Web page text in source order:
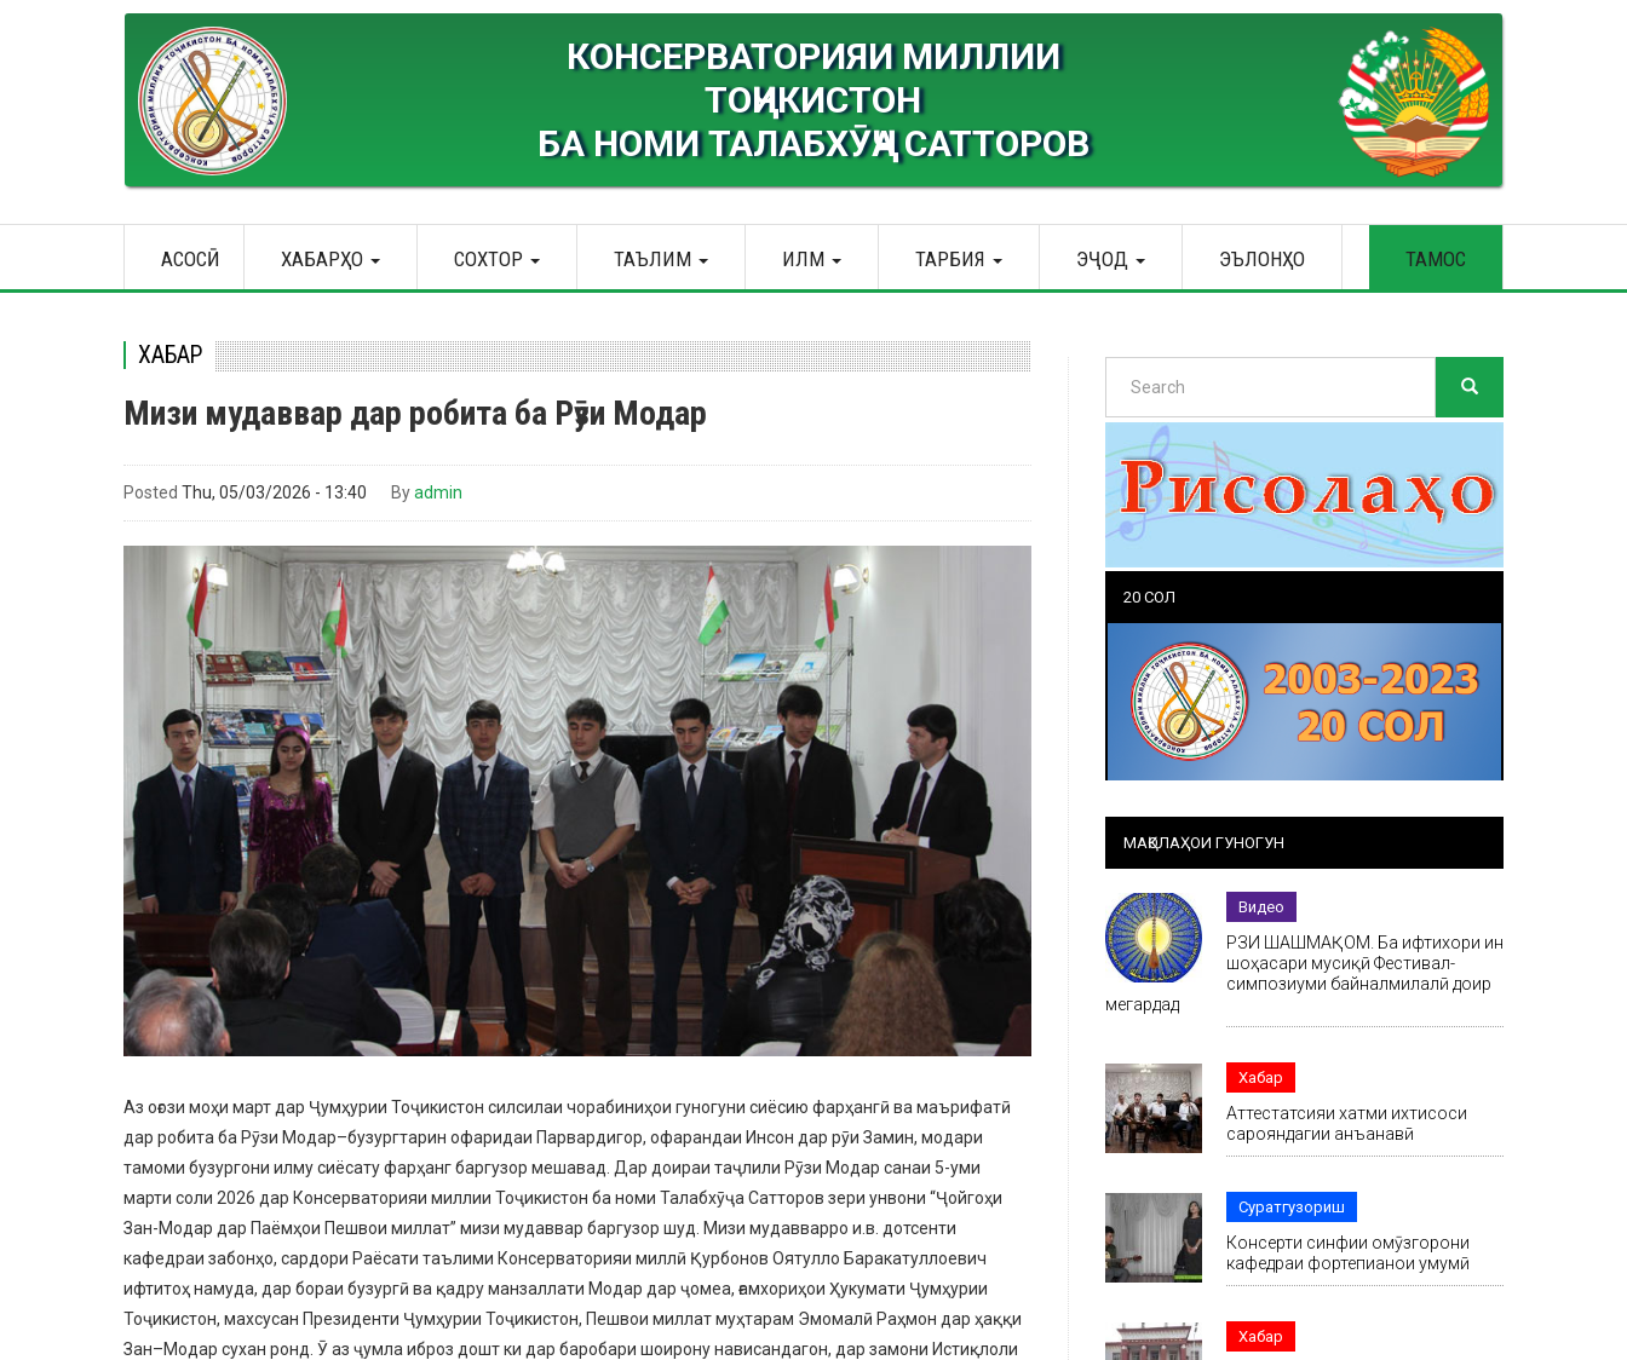
КОНСЕРВАТОРИЯИ МИЛЛИИ
ТОҶИКИСТОН
БА НОМИ ТАЛАБХӮҶА САТТОРОВ
navigation
АСОСӢ ХАБАРҲО СОХТОР ТАЪЛИМ ИЛМ ТАРБИЯ ЭҶОД ЭЪЛОНҲО ТАМОС
ХАБАР
Мизи мудаввар дар робита ба Рӯзи Модар
Posted Thu, 05/03/2026 - 13:40 Byadmin
Аз оғози моҳи март дар Ҷумҳурии Тоҷикистон силсилаи чорабиниҳои гуногуни сиёсию фарҳангӣ ва маърифатӣ
дар робита ба Рӯзи Модар–бузургтарин офаридаи Парвардигор, офарандаи Инсон дар рӯи Замин, модари
тамоми бузургони илму сиёсату фарҳанг баргузор мешавад. Дар доираи таҷлили Рӯзи Модар санаи 5-уми
марти соли 2026 дар Консерваторияи миллии Тоҷикистон ба номи Талабхӯҷа Сатторов зери унвони “Ҷойгоҳи
Зан-Модар дар Паёмҳои Пешвои миллат” мизи мудаввар баргузор шуд. Мизи мудавварро и.в. дотсенти
кафедраи забонҳо, сардори Раёсати таълими Консерваторияи миллӣ Қурбонов Оятулло Баракатуллоевич
ифтитоҳ намуда, дар бораи бузургӣ ва қадру манзаллати Модар дар ҷомеа, ғамхориҳои Ҳукумати Ҷумҳурии
Тоҷикистон, махсусан Президенти Ҷумҳурии Тоҷикистон, Пешвои миллат муҳтарам Эмомалӣ Раҳмон дар ҳаққи
Зан–Модар сухан ронд. Ӯ аз ҷумла иброз дошт ки дар баробари шоирону нависандагон, дар замони Истиқлоли
Search SEARCH
20 СОЛ
МАҚОЛАҲОИ ГУНОГУН
Видео
РӮЗИ ШАШМАҚОМ. Ба ифтихори ин
шоҳасари мусиқӣ Фестивал-
симпозиуми байналмилалӣ доир
мегардад
Хабар
Аттестатсияи хатми ихтисоси
сарояндагии анъанавӣ
Суратгузориш
Консерти синфии омӯзгорони
кафедраи фортепианои умумӣ
Хабар